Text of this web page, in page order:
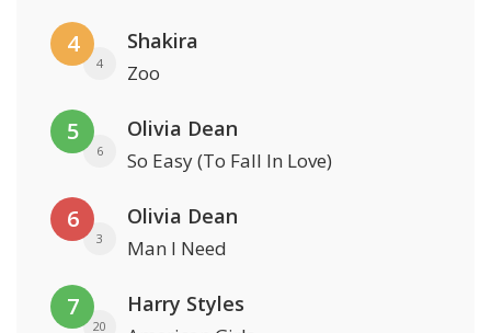
4
4
Shakira
Zoo
5
6
Olivia Dean
So Easy (To Fall In Love)
6
3
Olivia Dean
Man I Need
7
20
Harry Styles